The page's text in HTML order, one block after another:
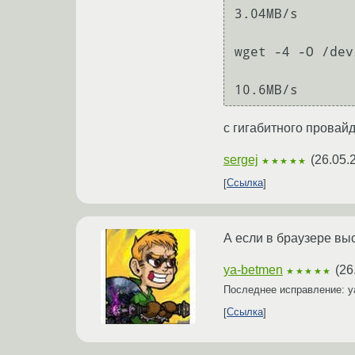
3.04MB/s
wget -4 -O /
с гигабитного
sergej ★★★★★ (
Ссылка
А если в браузере
ya-betmen ★★★★★ (
Последнее исправление:
Ссылка